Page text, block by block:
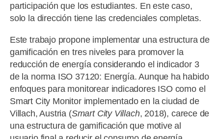
participación que los estudiantes. En este caso,
solo la dirección tiene las credenciales completas.
Este trabajo propone implementar una estructura de
gamificación en tres niveles para promover la
reducción de energía considerando el indicador 3
de la norma ISO 37120: Energía. Aunque ha habido
enfoques para monitorear indicadores ISO como el
Smart City Monitor implementado en la ciudad de
Villach, Austria (Smart City Villach, 2018), carece de
una estructura de gamificación que motive al